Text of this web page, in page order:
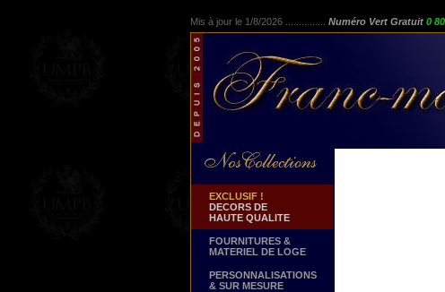
Mis à jour le 1/8/2026 ............... Numéro Vert Gratuit 0
EXCLUSIF !
DECORS DE
HAUTE QUALITE
FOURNITURES &
MATERIEL DE LOGE
PERSONNALISATIONS
& SUR MESURE